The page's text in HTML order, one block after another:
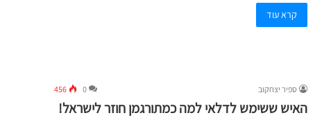
קרא עוד
ספיר יצחקוב 0
456
האיש ששימש לדלאי למה כמתורגמן חוזר לישראל!